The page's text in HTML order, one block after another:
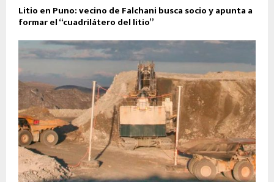
Litio en Puno: vecino de Falchani busca socio y apunta a
formar el “cuadrilátero del litio”